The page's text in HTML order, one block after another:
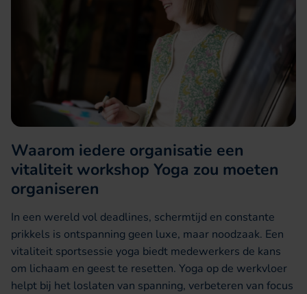
Waarom iedere organisatie een
vitaliteit workshop Yoga zou moeten
organiseren
In een wereld vol deadlines, schermtijd en constante
prikkels is ontspanning geen luxe, maar noodzaak. Een
vitaliteit sportsessie yoga biedt medewerkers de kans
om lichaam en geest te resetten. Yoga op de werkvloer
helpt bij het loslaten van spanning, verbeteren van focus